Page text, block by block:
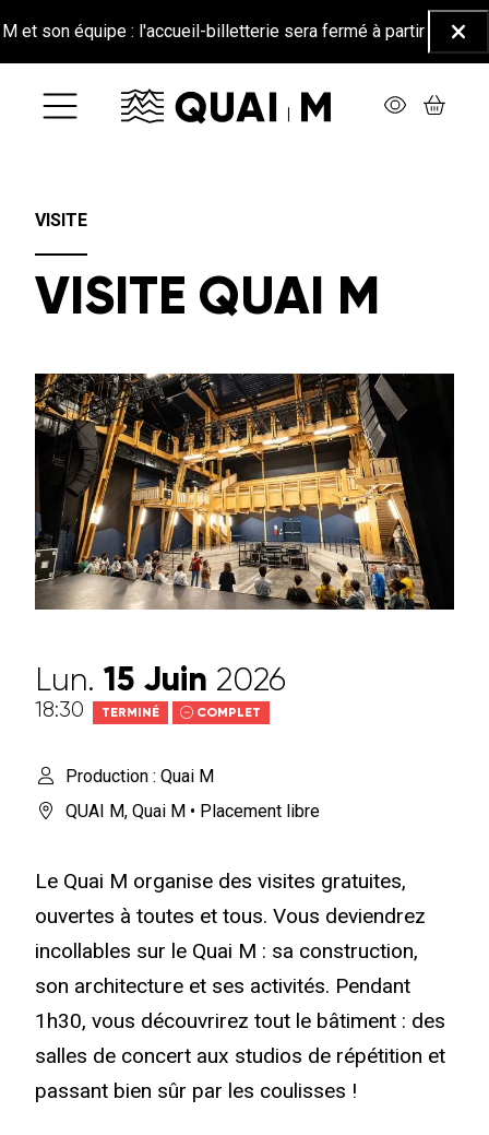
son équipe : l'accueil-billetterie sera fermé à partir du 26
VISITE
VISITE QUAI M
Lun. 15 Juin 2026
18:30 TERMINÉ COMPLET
Production : Quai M
QUAI M, Quai M • Placement libre
Le Quai M organise des visites gratuites,
ouvertes à toutes et tous. Vous deviendrez
incollables sur le Quai M : sa construction,
son architecture et ses activités. Pendant
1h30, vous découvrirez tout le bâtiment : des
salles de concert aux studios de répétition et
passant bien sûr par les coulisses !